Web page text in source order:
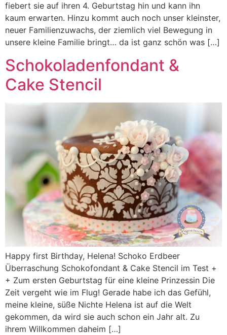
fiebert sie auf ihren 4. Geburtstag hin und kann ihn
kaum erwarten. Hinzu kommt auch noch unser kleinster,
neuer Familienzuwachs, der ziemlich viel Bewegung in
unsere kleine Familie bringt… da ist ganz schön was […]
Schokoladenfondant &
Cake Stencil
Happy first Birthday, Helena! Schoko Erdbeer
Überraschung Schokofondant & Cake Stencil im Test +
+ Zum ersten Geburtstag für eine kleine Prinzessin Die
Zeit vergeht wie im Flug! Gerade habe ich das Gefühl,
meine kleine, süße Nichte Helena ist auf die Welt
gekommen, da wird sie auch schon ein Jahr alt. Zu
ihrem Willkommen daheim […]